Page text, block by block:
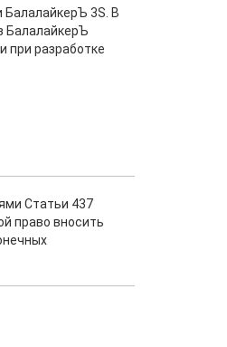
БалалайкерЪ 3S. В
БалалайкерЪ
при разработке
Статьи 437
право вносить